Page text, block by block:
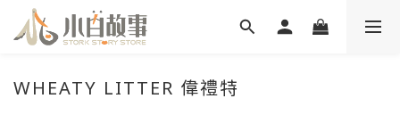
WHEATY LITTER 偉禮特